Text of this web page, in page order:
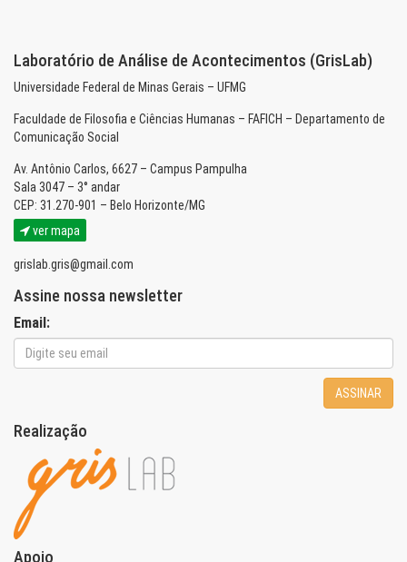
Laboratório de Análise de Acontecimentos (GrisLab)
Universidade Federal de Minas Gerais – UFMG
Faculdade de Filosofia e Ciências Humanas – FAFICH – Departamento de
Comunicação Social
Av. Antônio Carlos, 6627 – Campus Pampulha
Sala 3047 – 3° andar
CEP: 31.270-901 – Belo Horizonte/MG
ver mapa
grislab.gris@gmail.com
Assine nossa newsletter
Email:
ASSINAR
Realização
Apoio